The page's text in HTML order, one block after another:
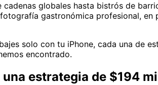
globales hasta bistrós de
gastronómica profesional, en
solo con tu iPhone, cada una de
encontrado.
estrategia de $194